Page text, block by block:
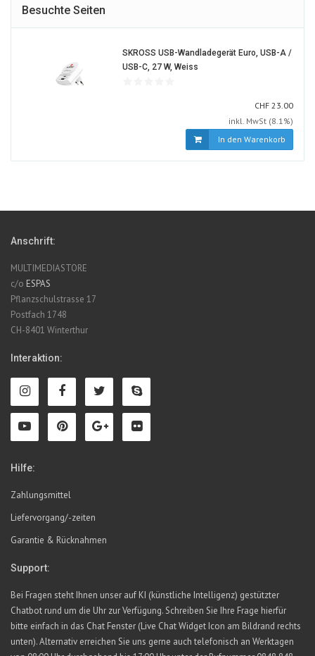
Besuchte Seiten
SKROSS USB-Wandladegerät Euro, USB-A /
USB-C, 27 W, Weiss
CHF CHF
23.00
inkl. MwSt (8.1%)
In den Warenkorb
Anschrift:
MULTIMEDIASTORE
c/o ESPAS
Pflanzschulstrasse 17
Postfach 1748
CH-8401 Winterthur
Interaktion:
Hilfe:
Zahlungsmittel
Liefervorgang/-zeiten
Garantie & Rücknahmen
Support:
Bei Fragen steht Ihnen unser auf KI (künstliche Intelligenz) gestützter
Chatbot rund um die Uhr zur Verfügung. Schreiben Sie Ihre Frage hierfür
bitte einfach in das Chat Fenster (Live Chat Widget Icon am Bildrand rechts
unten). Alternativ erreichen Sie uns gerne auch telefonisch an Werktagen